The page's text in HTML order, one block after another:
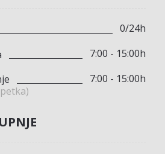
0/24h
7:00 - 15:00h
7:00 - 15:00h